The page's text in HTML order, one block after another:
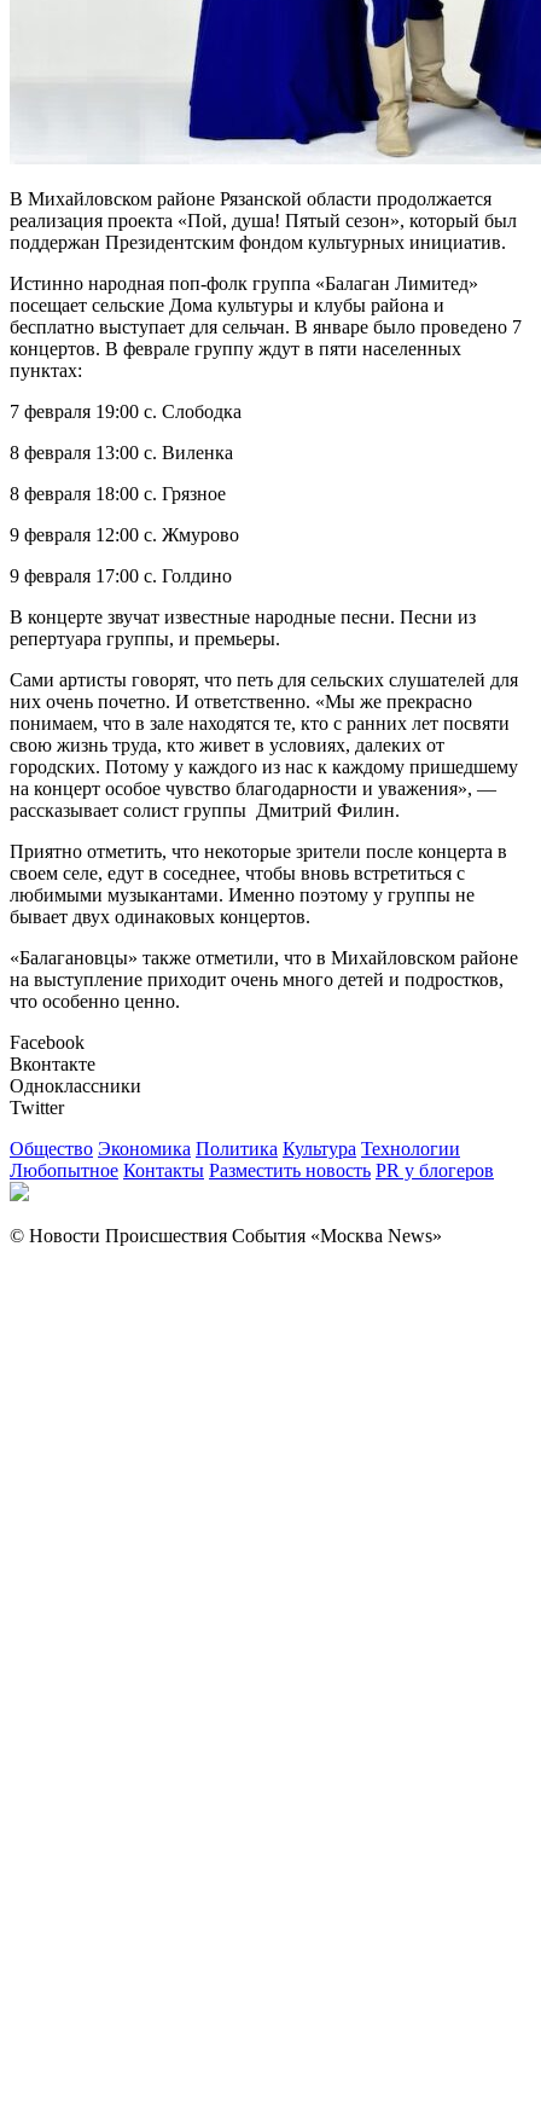
В Михайловском районе Рязанской области продолжается
реализация проекта «Пой, душа! Пятый сезон», который был
поддержан Президентским фондом культурных инициатив.
Истинно народная поп-фолк группа «Балаган Лимитед»
посещает сельские Дома культуры и клубы района и
бесплатно выступает для сельчан. В январе было проведено 7
концертов. В феврале группу ждут в пяти населенных
пунктах:
7 февраля 19:00 с. Слободка
8 февраля 13:00 с. Виленка
8 февраля 18:00 с. Грязное
9 февраля 12:00 с. Жмурово
9 февраля 17:00 с. Голдино
В концерте звучат известные народные песни. Песни из
репертуара группы, и премьеры.
Сами артисты говорят, что петь для сельских слушателей для
них очень почетно. И ответственно. «Мы же прекрасно
понимаем, что в зале находятся те, кто с ранних лет посвяти
свою жизнь труда, кто живет в условиях, далеких от
городских. Потому у каждого из нас к каждому пришедшему
на концерт особое чувство благодарности и уважения», —
рассказывает солист группы Дмитрий Филин.
Приятно отметить, что некоторые зрители после концерта в
своем селе, едут в соседнее, чтобы вновь встретиться с
любимыми музыкантами. Именно поэтому у группы не
бывает двух одинаковых концертов.
«Балагановцы» также отметили, что в Михайловском районе
на выступление приходит очень много детей и подростков,
что особенно ценно.
Facebook
Вконтакте
Одноклассники
Twitter
Общество Экономика Политика Культура Технологии
Любопытное Контакты Разместить новость PR у блогеров
© Новости Происшествия События «Москва News»